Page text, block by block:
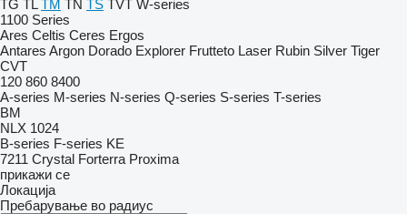
TG TL TM TN TS TVT W-series
1100 Series
Ares Celtis Ceres Ergos
Antares Argon Dorado Explorer Frutteto Laser Rubin Silver Tiger
CVT
120 860 8400
A-series M-series N-series Q-series S-series T-series
BM
NLX 1024
B-series F-series KE
7211 Crystal Forterra Proxima
прикажи се
Локација
Пребарување во радиус